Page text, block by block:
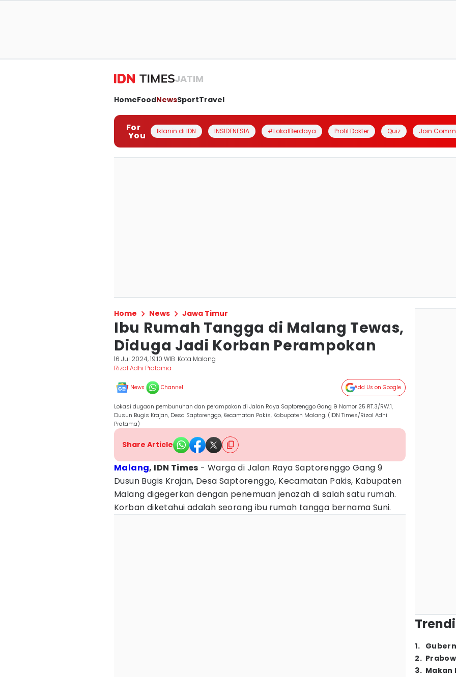
JATIM
HomeFoodNewsSportTravel
For
You Iklanin di IDN INSIDENESIA #LokalBerdaya Profil Dokter Quiz Join
Home News Jawa Timur
Ibu Rumah Tangga di Malang Tewas,
Diduga Jadi Korban Perampokan
16 Jul 2024, 19:10 WIB Kota Malang
Rizal Adhi Pratama
News Channel Add Us on Google
Lokasi dugaan pembunuhan dan perampokan di Jalan Raya Saptorenggo Gang 9 Nomor 25 RT.3/RW.1,
Dusun Bugis Krajan, Desa Saptorenggo, Kecamatan Pakis, Kabupaten Malang. (IDN Times/Rizal Adhi
Pratama)
Share Article
Malang, IDN Times - Warga di Jalan Raya Saptorenggo Gang 9
Dusun Bugis Krajan, Desa Saptorenggo, Kecamatan Pakis, Kabupaten
Malang digegerkan dengan penemuan jenazah di salah satu rumah.
Korban diketahui adalah seorang ibu rumah tangga bernama Suni.
1.
2.
3. Makan